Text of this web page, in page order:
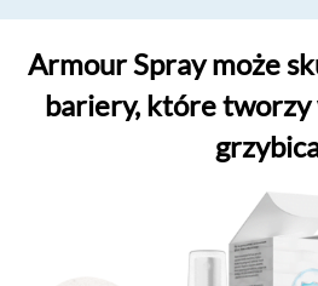
Armour Spray może
bariery, które tworzy